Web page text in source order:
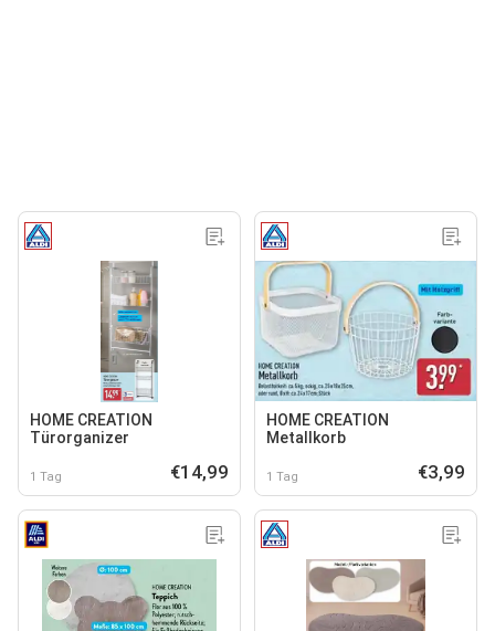
HOME CREATION
Türorganizer
1 Tag €14,99
HOME CREATION
Metallkorb
1 Tag €3,99